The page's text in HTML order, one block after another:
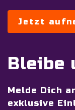
Jetzt
Bleibe
Melde Dich
exklusive